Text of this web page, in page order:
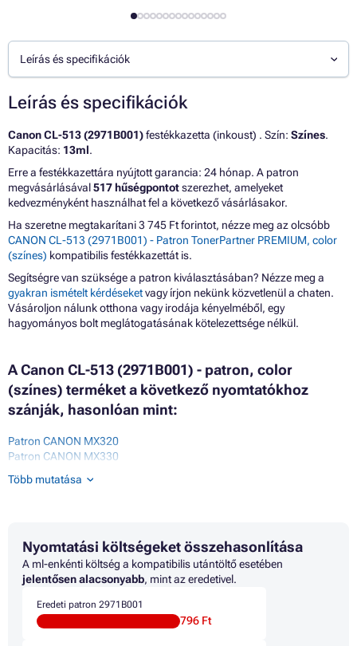
Leírás és specifikációk
Leírás és specifikációk
Canon CL-513 (2971B001)festékkazetta (inkoust) . Szín: Színes.
Kapacitás: 13ml.
Erre a festékkazettára nyújtott garancia: 24 hónap. A patron
megvásárlásával517 hűségpontotszerezhet, amelyeket
kedvezményként használhat fel a következő vásárlásakor.
Ha szeretne megtakarítani 3 745 Ft forintot, nézze meg az olcsóbb
CANON CL-513 (2971B001) - Patron TonerPartner PREMIUM, color
(színes) kompatibilis festékkazettát is.
Segítségre van szüksége a patron kiválasztásában? Nézze meg a
gyakran ismételt kérdéseketvagy írjon nekünk közvetlenül a chaten.
Vásároljon nálunk otthona vagy irodája kényelméből, egy
hagyományos bolt meglátogatásának kötelezettsége nélkül.
A Canon CL-513 (2971B001) - patron, color
(színes) terméket a következő nyomtatókhoz
szánják, hasonlóan mint:
Patron CANON MX320
Patron CANON MX330
Patron CANON MX340
Patron CANON MX350
Patron CANON PIXMA IP2700
Patron CANON PIXMA MP230
Patron CANON PIXMA MP230 SERIES
Patron CANON PIXMA MP240
Patron CANON PIXMA MP250
Több mutatása
Nyomtatási költségeket összehasonlítása
A ml-enkénti költség a kompatibilis utántöltő esetében
jelentősen alacsonyabb, mint az eredetivel.
Eredeti patron 2971B001
796 Ft